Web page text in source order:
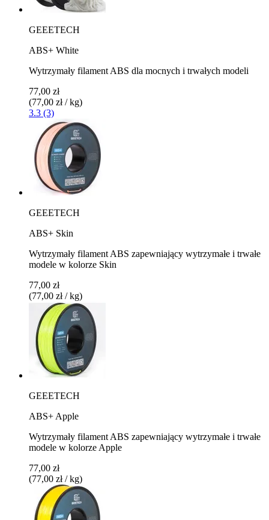
GEEETECH
ABS+ White
Wytrzymały filament ABS dla mocnych i trwałych modeli
77,00 zł
(77,00 zł / kg)
3.3 (3)
GEEETECH
ABS+ Skin
Wytrzymały filament ABS zapewniający wytrzymałe i trwałe
modele w kolorze Skin
77,00 zł
(77,00 zł / kg)
GEEETECH
ABS+ Apple
Wytrzymały filament ABS zapewniający wytrzymałe i trwałe
modele w kolorze Apple
77,00 zł
(77,00 zł / kg)